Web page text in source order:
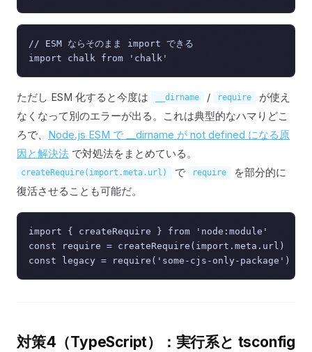
// ESM ならそのまま import できる
ただし ESM 化すると今度は __dirname / require
が使え
なくなって別のエラーが出る。これは典型的なハマりどこ
ろで、 Node.js ESM で __dirname が not defined になる原
因と解決法 で対処法をまとめている。
createRequire(import.meta.url) で require
を部分的に
復活させることも可能だ。
import { createRequire } from 'node:module'
const require = createRequire(import.meta.url)
対策4（TypeScript）：実行系と tsconfig